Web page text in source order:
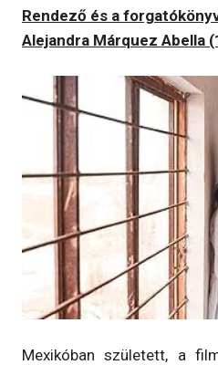
Rendező és a
Alejandra Márquez Abella
Mexikóban született, a